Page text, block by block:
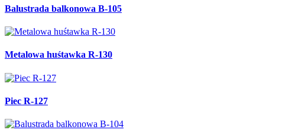
Balustrada balkonowa B-105
Metalowa huśtawka R-130
Piec R-127